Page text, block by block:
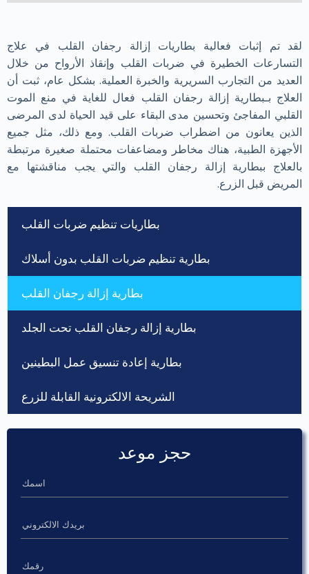
لقد تم إثبات فعالية بطاريات إزالة رجفان القلب في علاج
التسارعات الخطيرة في ضربات القلب وإنقاذ الأرواح من خلال
العديد من التجارب السريرية والخبرة العملية. بشكل عام، ثبت أن
العلاج بـبطارية إزالة رجفان القلب فعال للغاية في منع الموت
القلبي المفاجئ وتحسين مدى البقاء على قيد الحياة لدى المرضى
الذين يعانون من اضطراب ضربات القلب. ومع ذلك، مثل جميع
الأجهزة الطبية، هناك مخاطر ومضاعفات محتملة صغيرة مرتبطة
بالعلاج ببطارية إزالة رجفان القلب والتي يجب مناقشتها مع
المريض قبل الزرع.
بطاريات تنظيم ضربات القلب
بطارية تنظيم ضربات القلب بدون أسلاك
بطارية إزالة رجفان القلب
بطارية إزالة رجفان القلب تحت الجلد
بطارية إعادة تنسيق عمل البطينين
الشريحة الالكترونية القابلة للزرع
حجز موعد